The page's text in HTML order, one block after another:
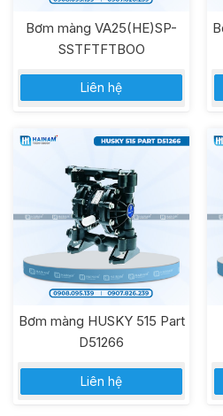
Bơm màng VA25(HE)SP-
SSTFTFTBOO
Liên hệ
Bơm màng HUSKY 515 Part
D51266
Liên hệ